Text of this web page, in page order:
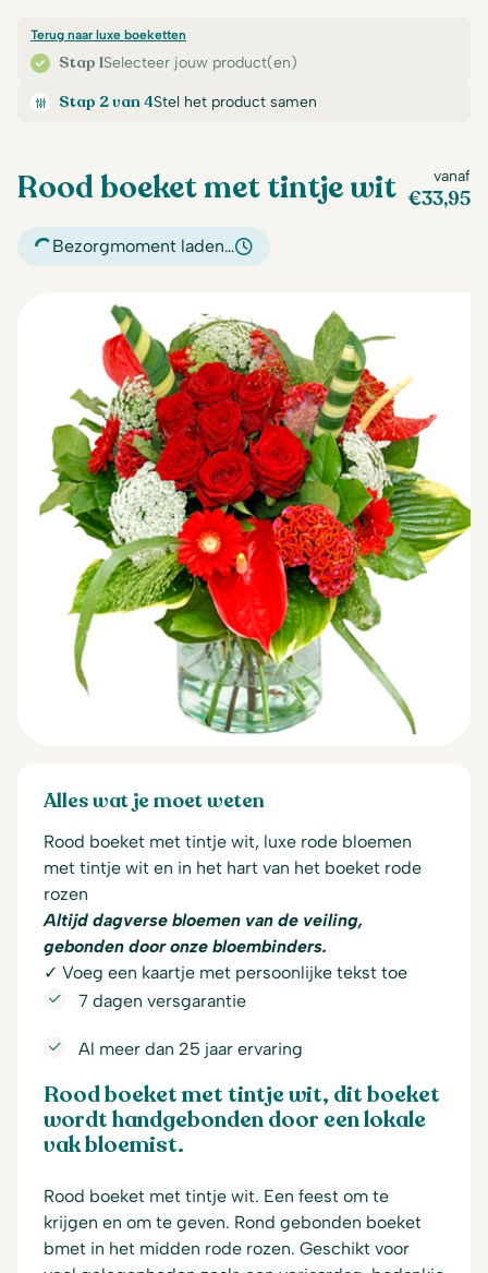
Stap 1Selecteer jouw product(en)
Terug naar luxe boeketten
Stap 2 van 4Stel het product samen
Rood boeket met tintje wit vanaf
€33,95
Bezorgmoment laden…
Alles wat je moet weten
Rood boeket met tintje wit, luxe rode bloemen
met tintje wit en in het hart van het boeket rode
rozen
Altijd dagverse bloemen van de veiling,
gebonden door onze bloembinders.
✓ Voeg een kaartje met persoonlijke tekst toe
7 dagen versgarantie
Al meer dan 25 jaar ervaring
Rood boeket met tintje wit, dit boeket
wordt handgebonden door een lokale
vak bloemist.
Rood boeket met tintje wit. Een feest om te
krijgen en om te geven. Rond gebonden boeket
bmet in het midden rode rozen. Geschikt voor